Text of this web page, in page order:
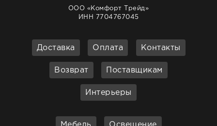
ООО «Комфорт Трейд»
ИНН 7704767045
Доставка Оплата Контакты
Возврат Поставщикам
Интерьеры